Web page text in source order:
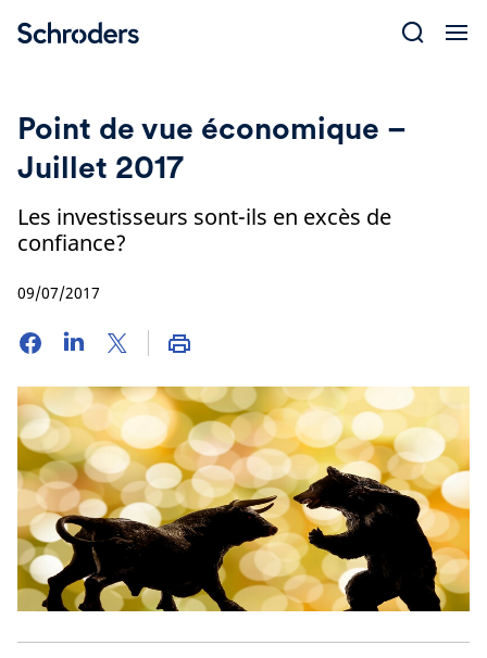
Point de vue économique –
Juillet 2017
Les investisseurs sont-ils en excès de
confiance?
09/07/2017